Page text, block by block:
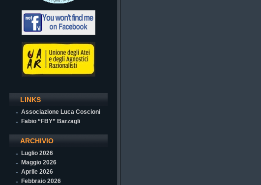
LINKS
Associazione Luca Coscioni
Fabio “FBY” Barzagli
ARCHIVIO
Luglio 2026
Maggio 2026
Aprile 2026
Febbraio 2026